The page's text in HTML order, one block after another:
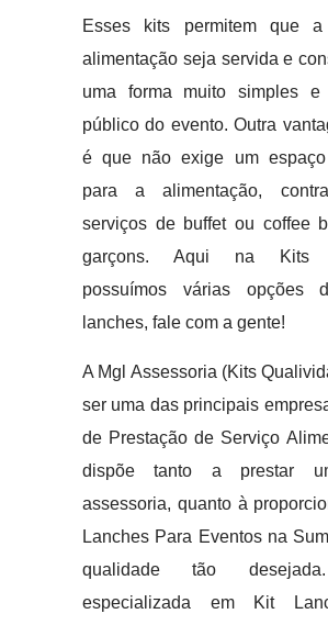
Esses kits permitem que
alimentação seja servida e
uma forma muito simples
público do evento. Outra
é que não exige um espaço
para a alimentação,
serviços de buffet ou coffee
garçons. Aqui na Kits
possuímos várias opções
lanches, fale com a gente!
A Mgl Assessoria (Kits
ser uma das principais
de Prestação de Serviço
dispõe tanto a prestar
assessoria, quanto à
Lanches Para Eventos na
qualidade tão
especializada em Kit